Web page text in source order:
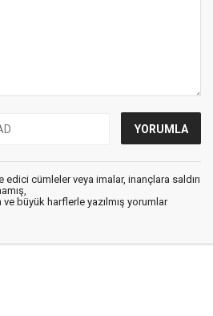
edici cümleler veya imalar, inançlara saldırı
büyük harflerle yazılmış yorumlar